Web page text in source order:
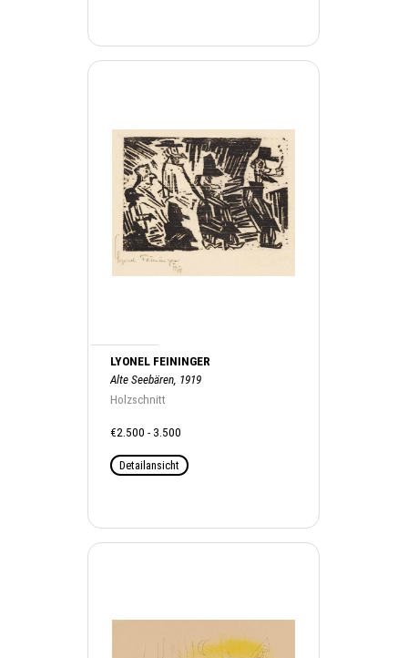
LYONEL FEININGER
Alte Seebären, 1919
Holzschnitt
€2.500 - 3.500
Detailansicht